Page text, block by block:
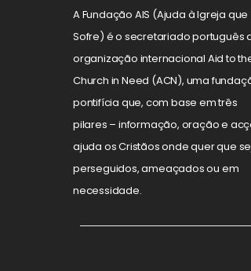
A Fundação AIS (Ajuda à Igreja que
Sofre) é o secretariado português
organização internacional Aid to
Church in Need (ACN), uma
pontifícia que, com base em três
pilares – informação, oração e
ajuda os Cristãos onde quer que
perseguidos, ameaçados ou em
necessidade.